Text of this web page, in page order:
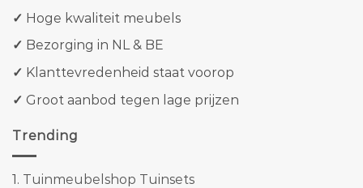
✓ Hoge kwaliteit meubels
✓ Bezorging in NL & BE
✓ Klanttevredenheid staat voorop
✓ Groot aanbod tegen lage prijzen
Trending
1. Tuinmeubelshop Tuinsets